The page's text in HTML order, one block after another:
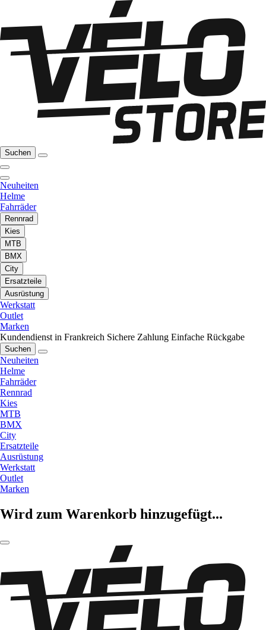
Suchen
Neuheiten
Helme
Fahrräder
Rennrad
Kies
MTB
BMX
City
Ersatzteile
Ausrüstung
Werkstatt
Outlet
Marken
Kundendienst in Frankreich Sichere Zahlung Einfache Rückgabe
Suchen
Neuheiten
Helme
Fahrräder
Rennrad
Kies
MTB
BMX
City
Ersatzteile
Ausrüstung
Werkstatt
Outlet
Marken
Wird zum Warenkorb hinzugefügt...